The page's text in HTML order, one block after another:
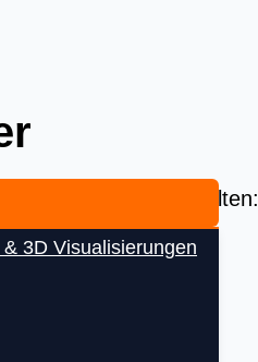
3D Visualisierungen
Beste aus aller Welten: